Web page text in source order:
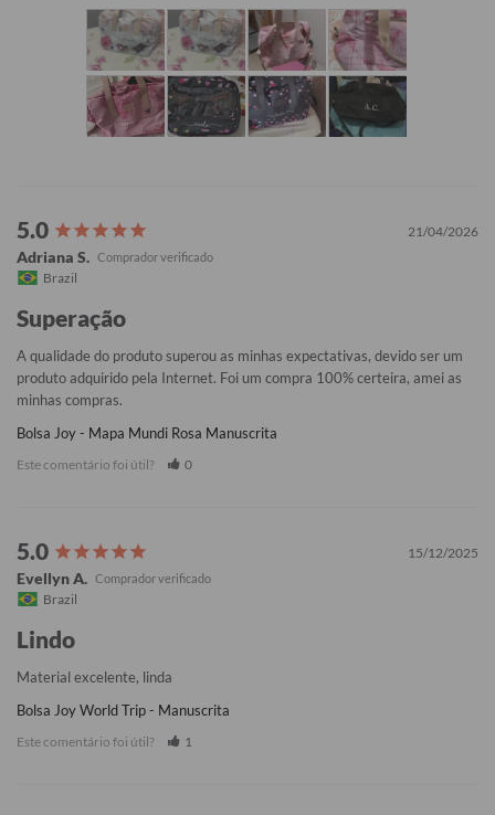
21/04/2026
Adriana S.
Brazil
Superação
A qualidade do produto superou as minhas expectativas, devido ser um
produto adquirido pela Internet. Foi um compra 100% certeira, amei as
minhas compras.
Bolsa Joy - Mapa Mundi Rosa Manuscrita
Este comentário foi útil? 0
15/12/2025
Evellyn A.
Brazil
Lindo
Material excelente, linda
Bolsa Joy World Trip - Manuscrita
Este comentário foi útil? 1